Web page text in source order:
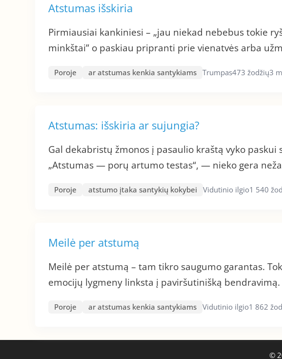
Atstumas išskiria
Pirmiausiai kankiniesi – „jau niekad nebebus tokie
minkštai” o paskiau pripranti prie vienatvės arba
Poroje ar atstumas kenkia santykiams Trumpas473 žodžių3
Atstumas: išskiria ar sujungia?
Gal dekabristų žmonos į pasaulio kraštą vyko paskui
„Atstumas — porų artumo testas“, — nieko gera
Poroje atstumo įtaka santykių kokybei Vidutinio ilgio1 540
Meilė per atstumą
Meilė per atstumą – tam tikro saugumo garantas.
emocijų lygmeny linksta į paviršutinišką bendravimą.
Poroje ar atstumas kenkia santykiams Vidutinio ilgio1 862
©